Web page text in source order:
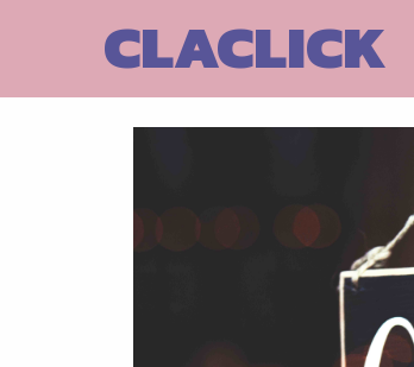
CLACLICK